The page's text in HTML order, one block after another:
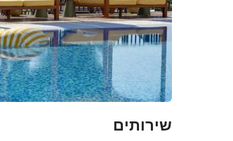
שירותים